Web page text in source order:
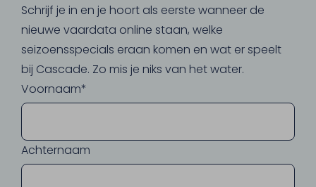
Schrijf je in en je hoort als eerste wanneer de
nieuwe vaardata online staan, welke
seizoensspecials eraan komen en wat er speelt
bij Cascade. Zo mis je niks van het water.
Voornaam*
Achternaam